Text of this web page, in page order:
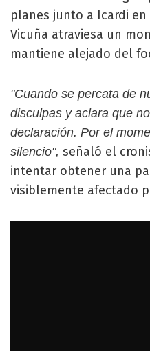
planes junto a Icardi
Vicuña atraviesa un
mantiene alejado del
"Cuando se percata de
disculpas y aclara que
declaración. Por el
silencio", señaló el
intentar obtener una
visiblemente afectado